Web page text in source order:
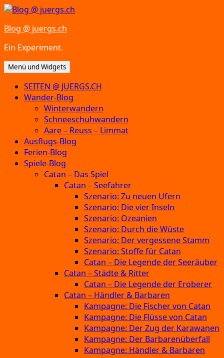
Zum
springen
Blog @ juergs.ch
Ein Experiment.
Menü und Widgets
SEITEN @ JUERGS.CH
Wander-Blog
Winterwandern
Schneeschuhwandern
Aare – Reuss – Limmat
Ausflugs-Blog
Ferien-Blog
Spiele-Blog
Catan – Das Spiel
Catan – Seefahrer
Szenario: Zu neuen Ufern
Szenario: Die vier Inseln
Szenario: Ozeanien
Szenario: Durch die Wüste
Szenario: Der vergessene Stamm
Szenario: Stoffe für Catan
Catan – Die Legende der Seeräuber
Catan – Städte & Ritter
Catan – Die Legende der Eroberer
Catan – Händler & Barbaren
Kampagne: Die Fischer von Catan
Kampagne: Die Flüsse von Catan
Kampagne: Der Zug der Karawanen
Kampagne: Der Barbarenüberfall
Kampagne: Händler & Barbaren